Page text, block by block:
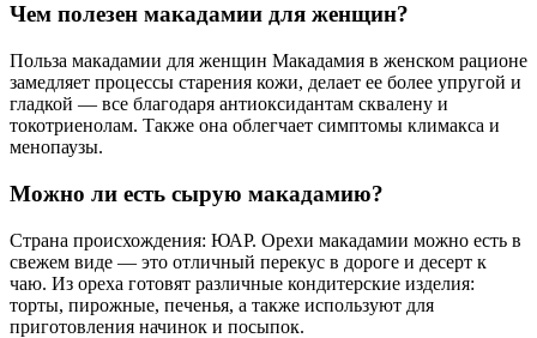
Чем полезен макадамии для женщин?
Польза макадамии для женщин Макадамия в женском рационе
замедляет процессы старения кожи, делает ее более упругой и
гладкой — все благодаря антиоксидантам сквалену и
токотриенолам. Также она облегчает симптомы климакса и
менопаузы.
Можно ли есть сырую макадамию?
Страна происхождения: ЮАР. Орехи макадамии можно есть в
свежем виде — это отличный перекус в дороге и десерт к
чаю. Из ореха готовят различные кондитерские изделия:
торты, пирожные, печенья, а также используют для
приготовления начинок и посыпок.